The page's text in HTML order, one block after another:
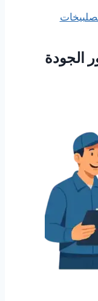
الجودة